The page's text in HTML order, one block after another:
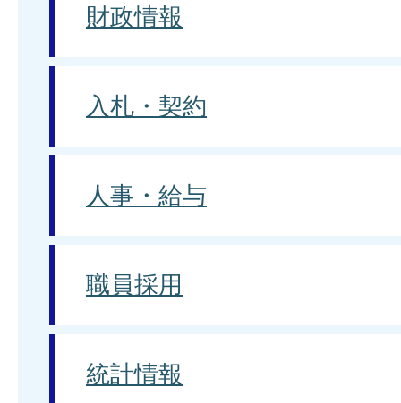
財政情報
入札・契約
人事・給与
職員採用
統計情報